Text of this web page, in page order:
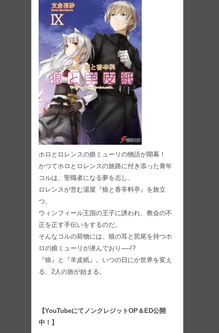
ホロとロレンスの娘ミューリの物語が開幕！
かつてホロとロレンスの旅路に付き添った⻘年
コルは、聖職者になる夢を志し、
ロレンスが営む湯屋『狼と香辛料亭』を旅立
つ。
ウィンフィール王国の王子に誘われ、教会の不
正を正す手伝いをするのだ。
そんなコルの荷物には、狼の耳と尻尾を持つホ
ロの娘ミューリが潜んでおり──!?
『狼』と『羊皮紙』。いつの日にか世界を変え
る、2人の旅が始まる。
【YouTubeにてノンクレジットOP＆ED公開
中！】